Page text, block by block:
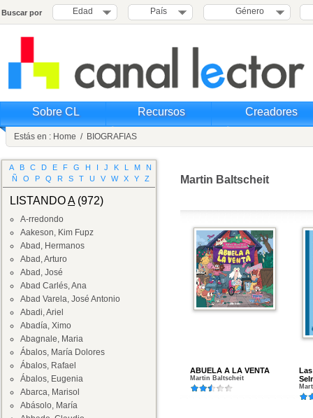
Buscar por Edad País Género
Sobre CL Recursos Creadores
Estás en : Home / BIOGRAFIAS
A B C D E F G H I J K L M
N
Ñ
O P Q R S T U V W X Y Z
LISTANDOA(972)
A-rredondo
Aakeson, Kim Fupz
Abad, Hermanos
Abad, Arturo
Abad, José
Abad Carlés, Ana
Abad Varela, José Antonio
Abadi, Ariel
Abadía, Ximo
Abagnale, Maria
Ábalos, María Dolores
Ábalos, Rafael
Ábalos, Eugenia
Abarca, Marisol
Abásolo, María
Martin Baltscheit
ABUELA A LA VENTA
Martin Baltscheit